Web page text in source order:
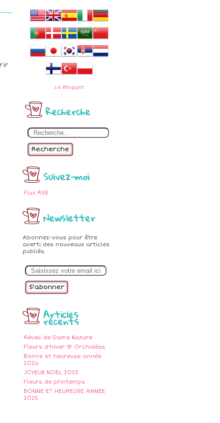
Le Blogger
Recherche
Recherche
Suivez-moi
Flux RSS
Newsletter
Abonnez-vous pour être
averti des nouveaux articles
publiés.
m
Articles
récents
Réveil de Dame Nature
Fleurs d'hiver 🌸 Orchidées
Bonne et heureuse année
2026
JOYEUX NOEL 2025
Fleurs de printemps
BONNE ET HEUREUSE ANNEE
2025